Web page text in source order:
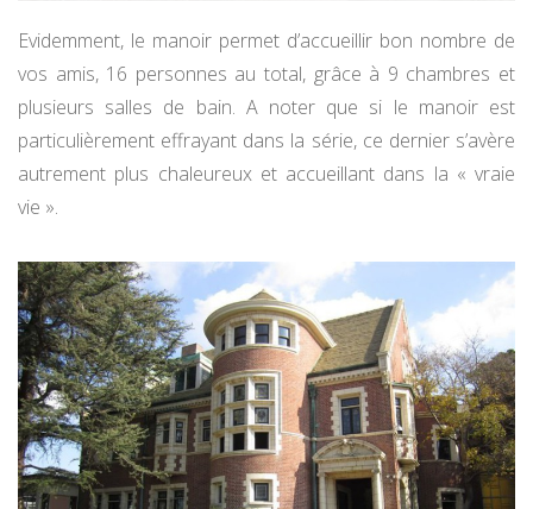
Evidemment, le manoir permet d’accueillir bon nombre de
vos amis, 16 personnes au total, grâce à 9 chambres et
plusieurs salles de bain. A noter que si le manoir est
particulièrement effrayant dans la série, ce dernier s’avère
autrement plus chaleureux et accueillant dans la « vraie
vie ».